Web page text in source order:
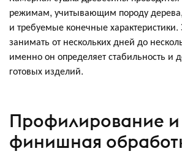
режимам, учитывающим породу дерева,
и требуемые конечные
занимать от нескольких дней до
именно он определяет стабильность и
готовых изделий.
Профилирование и
финишная